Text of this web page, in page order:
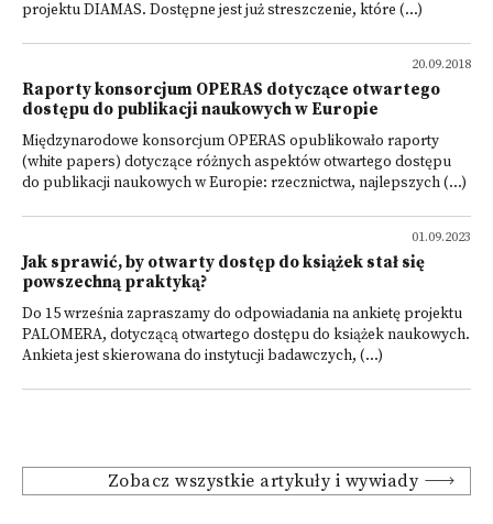
projektu DIAMAS. Dostępne jest już streszczenie, które (...)
20.09.2018
Raporty konsorcjum OPERAS dotyczące otwartego
dostępu do publikacji naukowych w Europie
Międzynarodowe konsorcjum OPERAS opublikowało raporty
(white papers) dotyczące różnych aspektów otwartego dostępu
do publikacji naukowych w Europie: rzecznictwa, najlepszych (...)
01.09.2023
Jak sprawić, by otwarty dostęp do książek stał się
powszechną praktyką?
Do 15 września zapraszamy do odpowiadania na ankietę projektu
PALOMERA, dotyczącą otwartego dostępu do książek naukowych.
Ankieta jest skierowana do instytucji badawczych, (...)
Zobacz wszystkie artykuły i wywiady